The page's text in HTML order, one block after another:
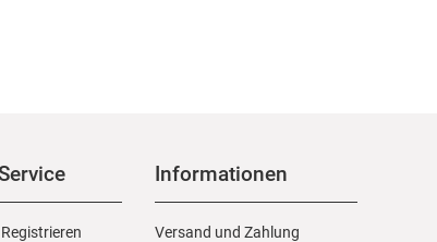
Registrieren
Informationen
Versand und Zahlung